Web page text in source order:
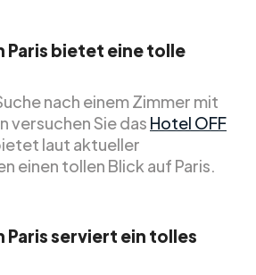
Paris bietet eine tolle
nach einem Zimmer mit
versuchen Sie das Hotel OFF
laut aktueller
einen tollen Blick auf Paris.
Paris serviert ein tolles